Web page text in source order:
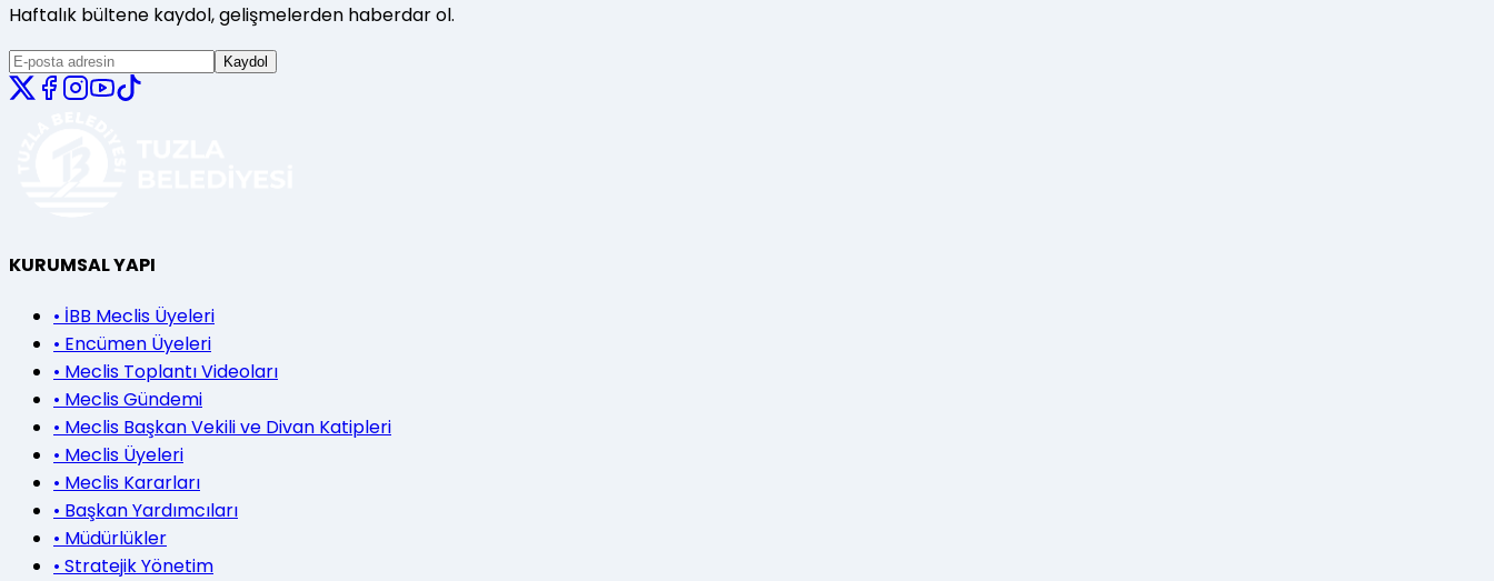
Haftalık bültene kaydol, gelişmelerden haberdar ol.
Kaydol
KURUMSAL YAPI
• İBB Meclis Üyeleri
• Encümen Üyeleri
• Meclis Toplantı Videoları
• Meclis Gündemi
• Meclis Başkan Vekili ve Divan Katipleri
• Meclis Üyeleri
• Meclis Kararları
• Başkan Yardımcıları
• Müdürlükler
• Stratejik Yönetim